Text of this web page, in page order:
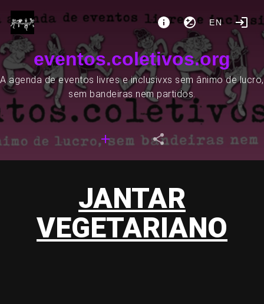
EN
eventos.coletivos.org
A agenda de eventos livres e inclusivxs sem ânimo de lucro,
sem bandeiras nem partidos.
JANTAR
VEGETARIANO